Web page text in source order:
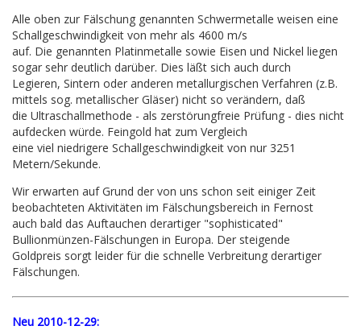
Alle oben zur Fälschung genannten Schwermetalle weisen eine
Schallgeschwindigkeit von mehr als 4600 m/s
auf. Die genannten Platinmetalle sowie Eisen und Nickel liegen
sogar sehr deutlich darüber. Dies läßt sich auch durch
Legieren, Sintern oder anderen metallurgischen Verfahren (z.B.
mittels sog. metallischer Gläser) nicht so verändern, daß
die Ultraschallmethode - als zerstörungfreie Prüfung - dies nicht
aufdecken würde. Feingold hat zum Vergleich
eine viel niedrigere Schallgeschwindigkeit von nur 3251
Metern/Sekunde.
Wir erwarten auf Grund der von uns schon seit einiger Zeit
beobachteten Aktivitäten im Fälschungsbereich in Fernost
auch bald das Auftauchen derartiger "sophisticated"
Bullionmünzen-Fälschungen in Europa. Der steigende
Goldpreis sorgt leider für die schnelle Verbreitung derartiger
Fälschungen.
Neu 2010-12-29: